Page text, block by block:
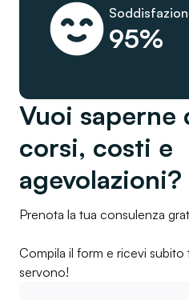
95%
Vuoi saperne
corsi, costi e
agevolazioni?
Prenota la tua consulenza
Compila il form e ricevi
servono!